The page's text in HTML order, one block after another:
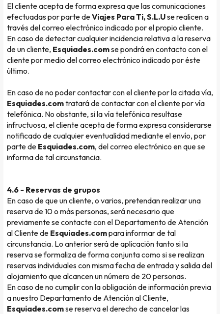
El cliente acepta de forma expresa que las comunicaciones
efectuadas por parte deViajes Para Ti, S.L.Use realicen a
través del correo electrónico indicado por el propio cliente.
En caso de detectar cualquier incidencia relativa a la reserva
de un cliente, Esquiades.comse pondrá en contacto con el
cliente por medio del correo electrónico indicado por éste
último.
En caso de no poder contactar con el cliente por la citada vía,
Esquiades.comtratará de contactar con el cliente por vía
telefónica. No obstante, si la vía telefónica resultase
infructuosa, el cliente acepta de forma expresa considerarse
notificado de cualquier eventualidad mediante el envío, por
parte de Esquiades.com, del correo electrónico en que se
informa de tal circunstancia.
4.6 - Reservas de grupos
En caso de que un cliente, o varios, pretendan realizar una
reserva de 10 o más personas, será necesario que
previamente se contacte con el Departamento de Atención
al Cliente de Esquiades.compara informar de tal
circunstancia. Lo anterior será de aplicación tanto si la
reserva se formaliza de forma conjunta como si se realizan
reservas individuales con misma fecha de entrada y salida del
alojamiento que alcancen un número de 20 personas.
En caso de no cumplir con la obligación de información previa
a nuestro Departamento de Atención al Cliente,
Esquiades.comse reserva el derecho de cancelar las